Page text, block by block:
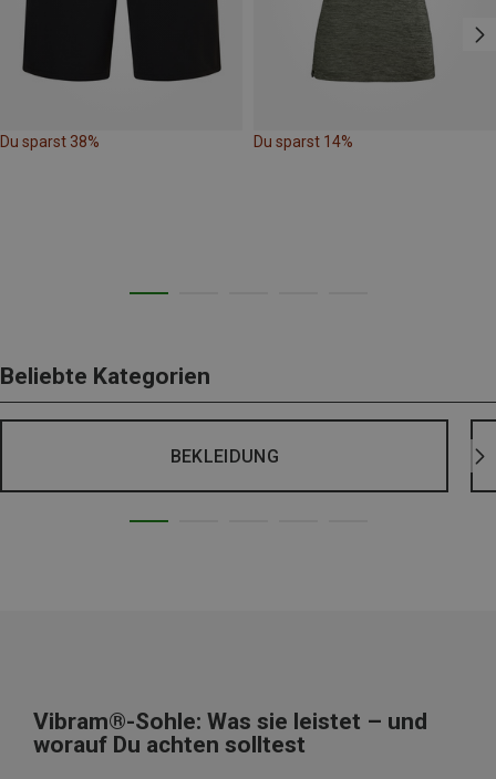
Du sparst 38% Du sparst 14%
Beliebte Kategorien
BEKLEIDUNG
Vibram®-Sohle: Was sie leistet – und
worauf Du achten solltest